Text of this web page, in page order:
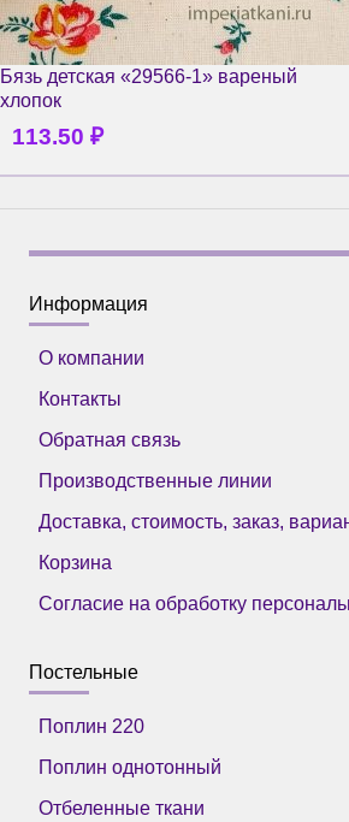
Бязь детская «29566-1» вареный
хлопок
113.50 ₽
Информация
О компании
Контакты
Обратная связь
Производственные линии
Доставка, стоимость, заказ,
Корзина
Согласие на обработку
Постельные
Поплин 220
Поплин однотонный
Отбеленные ткани